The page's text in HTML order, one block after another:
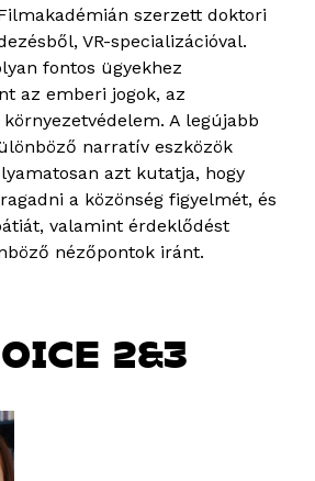
szerzett doktori
VR-specializációval.
fontos ügyekhez
az emberi jogok, az
A legújabb
narratív eszközök
azt kutatja, hogy
a közönség figyelmét, és
valamint érdeklődést
nézőpontok iránt.
2&3